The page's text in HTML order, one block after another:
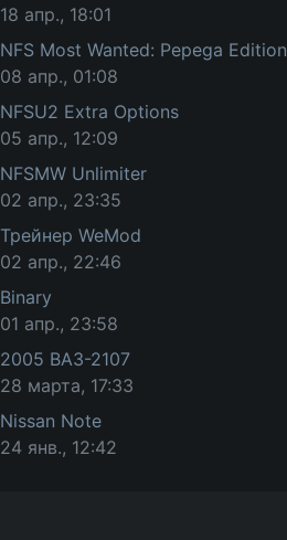
18 апр., 18:01
NFS Most Wanted: Pepega Edition
08 апр., 01:08
NFSU2 Extra Options
05 апр., 12:09
NFSMW Unlimiter
02 апр., 23:35
Трейнер WeMod
02 апр., 22:46
Binary
01 апр., 23:58
2005 ВАЗ-2107
28 марта, 17:33
Nissan Note
24 янв., 12:42